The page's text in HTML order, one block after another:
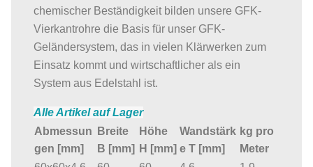
chemischer Beständigkeit bilden unsere GFK-
Vierkantrohre die Basis für unser GFK-
Geländersystem, das in vielen Klärwerken zum
Einsatz kommt und wirtschaftlicher als ein
System aus Edelstahl ist.
Alle Artikel auf Lager
Abmessun
gen [mm]
Breite
B [mm]
Höhe
H [mm]
Wandstärk
e T [mm]
kg pro
Meter